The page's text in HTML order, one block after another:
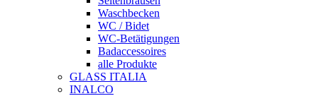
Waschbecken
WC / Bidet
WC-Betätigungen
Badaccessoires
alle Produkte
GLASS ITALIA
INALCO